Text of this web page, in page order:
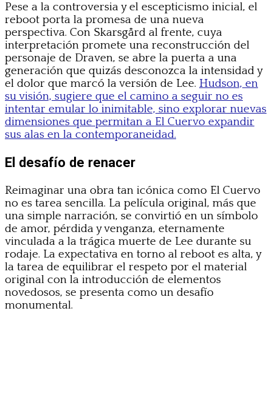
Pese a la controversia y el escepticismo inicial, el
reboot porta la promesa de una nueva
perspectiva. Con Skarsgård al frente, cuya
interpretación promete una reconstrucción del
personaje de Draven, se abre la puerta a una
generación que quizás desconozca la intensidad y
el dolor que marcó la versión de Lee. Hudson, en
su visión, sugiere que el camino a seguir no es
intentar emular lo inimitable, sino explorar nuevas
dimensiones que permitan a El Cuervo expandir
sus alas en la contemporaneidad.
El desafío de renacer
Reimaginar una obra tan icónica como El Cuervo
no es tarea sencilla. La película original, más que
una simple narración, se convirtió en un símbolo
de amor, pérdida y venganza, eternamente
vinculada a la trágica muerte de Lee durante su
rodaje. La expectativa en torno al reboot es alta, y
la tarea de equilibrar el respeto por el material
original con la introducción de elementos
novedosos, se presenta como un desafío
monumental.